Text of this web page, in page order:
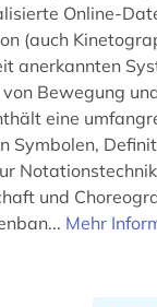
Online-
(auch
anerkannten
Bewegung
eine
Symbolen,
und
Mehr